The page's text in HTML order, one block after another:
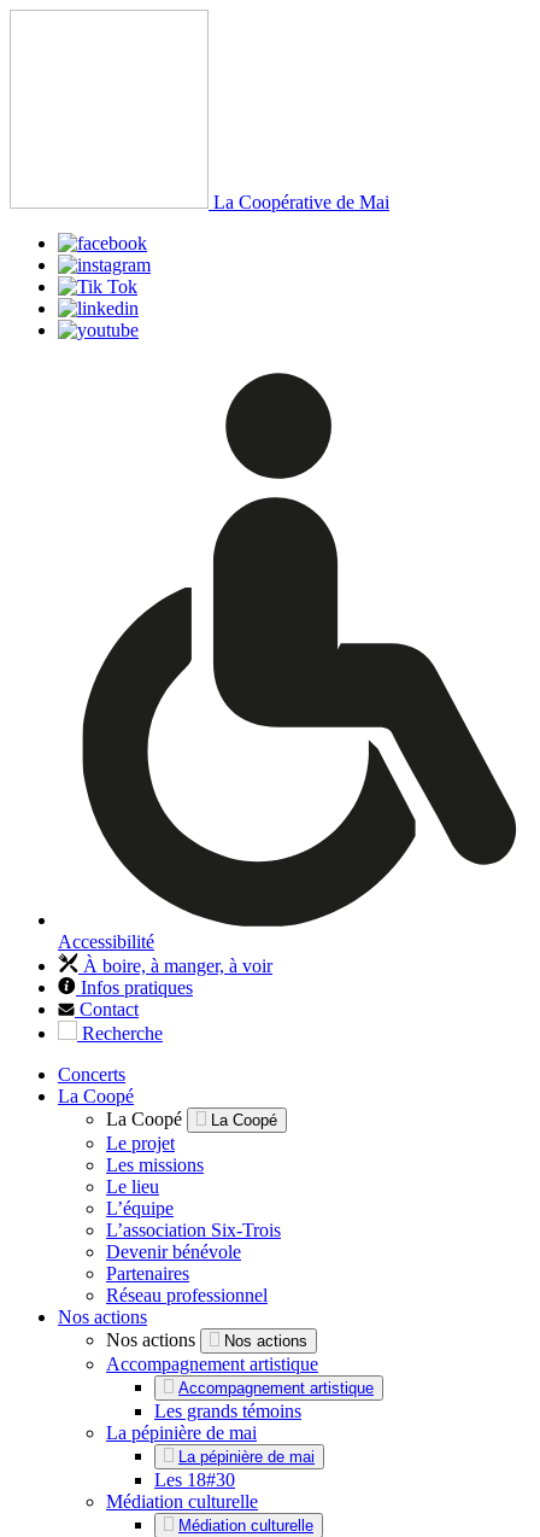
La Coopérative de Mai
Accessibilité
À boire, à manger, à voir
Infos pratiques
Contact
Recherche
Concerts
La Coopé
La Coopé
La Coopé
Le projet
Les missions
Le lieu
L’équipe
L’association Six-Trois
Devenir bénévole
Partenaires
Réseau professionnel
Nos actions
Nos actions
Nos actions
Accompagnement artistique
Accompagnement artistique
Les grands témoins
La pépinière de mai
La pépinière de mai
Les 18#30
Médiation culturelle
Médiation culturelle